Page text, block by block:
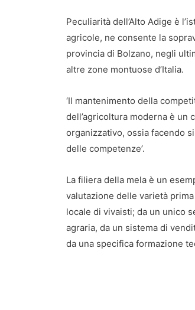
Peculiarità dell’Alto Adige è
agricole, ne consente la
provincia di Bolzano, negli
altre zone montuose d’Italia.
‘Il mantenimento della
dell’agricoltura moderna è
organizzativo, ossia facendo
delle competenze’.
La filiera della mela è un
valutazione delle varietà
locale di vivaisti; da un unico
agraria, da un sistema di
da una specifica formazione